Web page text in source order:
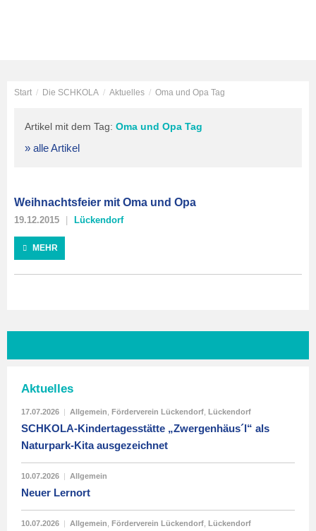
Start / Die SCHKOLA / Aktuelles / Oma und Opa Tag
Artikel mit dem Tag: Oma und Opa Tag
» alle Artikel
Weihnachtsfeier mit Oma und Opa
19.12.2015 Lückendorf
MEHR
Aktuelles
17.07.2026 | Allgemein Förderverein Lückendorf Lückendorf
SCHKOLA-Kindertagesstätte „Zwergenhäus´l“ als
Naturpark-Kita ausgezeichnet
10.07.2026 | Allgemein
Neuer Lernort
10.07.2026 | Allgemein Förderverein Lückendorf Lückendorf